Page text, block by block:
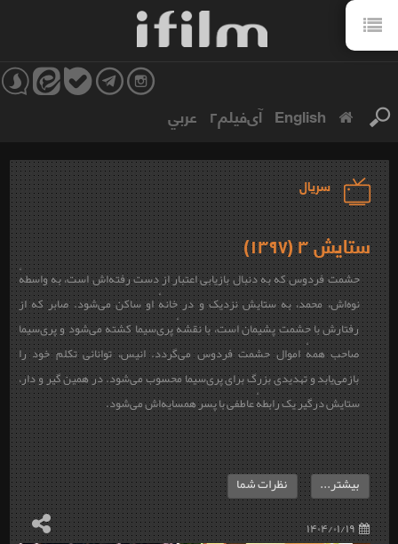
English آی‌فیلم۲ عربي
سریال
ستایش ۳ (۱۳۹۷)
حشمت فردوس که به دنبال بازیابی اعتبار از دست رفته‌اش است، به واسطهٔ
نوه‌اش، محمد، به ستایش نزدیک و در خانهٔ او ساکن می‌شود. صابر که از
رفتارش با حشمت پشیمان است، با نقشهٔ پری‌سیما کشته می‌شود و پری‌سیما
صاحب همهٔ اموال حشمت فردوس می‌گردد. انیس، توانائی تکلم خود را
بازمی‌یابد و تهدیدی بزرگ برای پری‌سیما محسوب می‌شود. در همین گیر و دار،
ستایش درگیر یک رابطهٔ عاطفی با پسر همسایه‌اش می‌شود.
۱۴۰۴/۰۱/۱۹
بیشتر... نظرات شما